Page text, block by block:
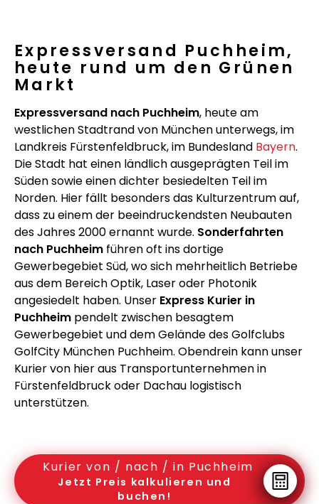
Expressversand Puchheim,
heute rund um den Grünen
Markt
Expressversand nach Puchheim, heute am
westlichen Stadtrand von München unterwegs, im
Landkreis Fürstenfeldbruck, im Bundesland Bayern.
Die Stadt hat einen ländlich ausgeprägten Teil im
Süden sowie einen dichter besiedelten Teil im
Norden. Hier fällt besonders das Kulturzentrum auf,
dass zu einem der beeindruckendsten Neubauten
des Jahres 2000 ernannt wurde. Sonderfahrten
nach Puchheim führen oft ins dortige
Gewerbegebiet Süd, wo sich mehrheitlich Betriebe
aus dem Bereich Optik, Laser oder Photonik
angesiedelt haben. Unser Express Kurier in
Puchheim pendelt zwischen besagtem
Gewerbegebiet und dem Gelände des Golfclubs
GolfCity München Puchheim. Obendrein kann unser
Kurier von hier aus Transportunternehmen in
Fürstenfeldbruck oder Dachau logistisch
unterstützen.
Kurier von / nach / in Puchheim
Jetzt Preis kalkulieren und
buchen!